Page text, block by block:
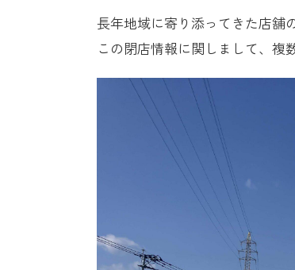
長年地域に寄り添ってきた店舗
この閉店情報に関しまして、複